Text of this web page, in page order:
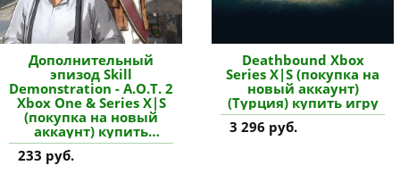
Дополнительный
эпизод Skill
Demonstration - A.O.T. 2
Xbox One & Series X|S
(покупка на новый
аккаунт) купить
дополнение
233 руб.
Deathbound Xbox
Series X|S (покупка на
новый аккаунт)
(Турция) купить игру
3 296 руб.